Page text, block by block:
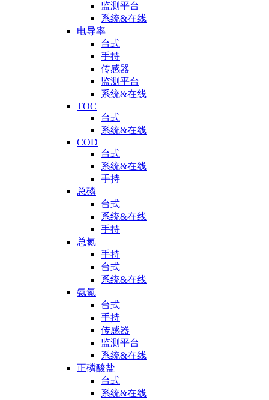
监测平台
系统&在线
电导率
台式
手持
传感器
监测平台
系统&在线
TOC
台式
系统&在线
COD
台式
系统&在线
手持
总磷
台式
系统&在线
手持
总氮
手持
台式
系统&在线
氨氮
台式
手持
传感器
监测平台
系统&在线
正磷酸盐
台式
系统&在线